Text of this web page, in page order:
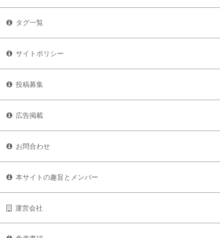
タグ一覧
サイトポリシー
投稿募集
広告掲載
お問合わせ
本サイトの趣旨とメンバー
運営会社